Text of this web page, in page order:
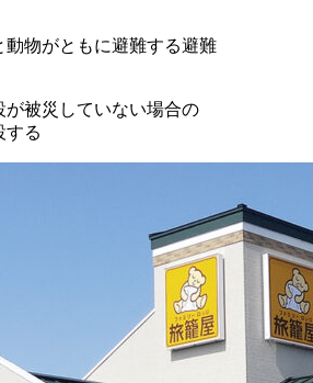
動物がともに避難する避難
が被災していない場合の
する